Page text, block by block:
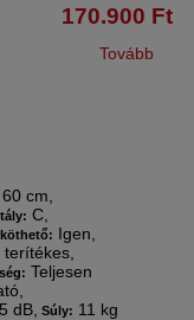
170.900 Ft
Tovább
60 cm,
C,
Igen,
terítékes,
Teljesen
dB, Súly: 11 kg